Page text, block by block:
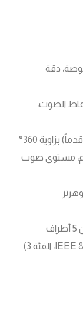
لمس سعوية مقاس 4 بوصة، دقة
الصوت،
بقوة 5 واط، قطر 56 مم، مستوى صوت